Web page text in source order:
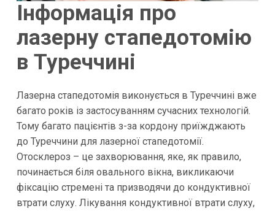
Інформація про
лазерну стапедотомію
в Туреччині
Лазерна стапедотомія виконується в Туреччині вже
багато років із застосуванням сучасних технологій.
Тому багато пацієнтів з-за кордону приїжджають
до Туреччини для лазерної стапедотомії.
Отосклероз – це захворювання, яке, як правило,
починається біля овального вікна, викликаючи
фіксацію стремені та призводячи до кондуктивної
втрати слуху. Лікування кондуктивної втрати слуху,